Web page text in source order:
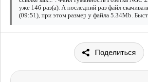
уже 146 раз(а). А последний раз файл
(09:51), при этом размер у файла 5.34Mb.
Поделиться